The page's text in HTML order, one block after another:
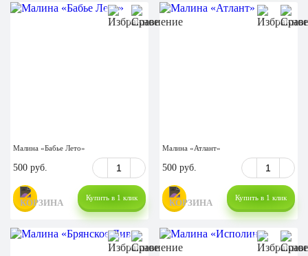
Малина «Бабье Лето»
500 руб.
Купить в 1 клик
Малина «Атлант»
500 руб.
Купить в 1 клик